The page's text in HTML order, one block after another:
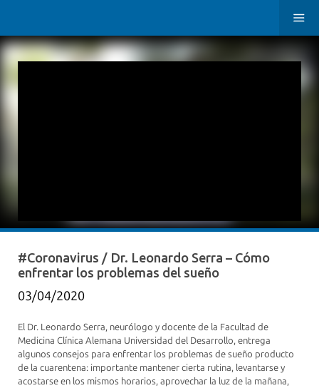
#Coronavirus / Dr. Leonardo Serra – Cómo
enfrentar los problemas del sueño
03/04/2020
El Dr. Leonardo Serra, neurólogo y docente de la Facultad de
Medicina Clínica Alemana Universidad del Desarrollo, entrega
algunos consejos para enfrentar los problemas de sueño producto
de la cuarentena: importante mantener cierta rutina, levantarse y
acostarse en los mismos horarios, aprovechar la luz de la mañana,